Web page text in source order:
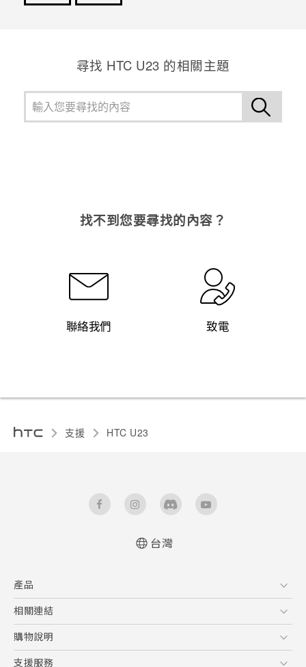
尋找 HTC U23 的相關主題
找不到您要尋找的內容？
聯絡我們 致電
支援 HTC U23‎
User manual
台灣
產品
5G
智慧型手機
配件
相關連結
HTC Research
購物說明
購物須知
支援服務